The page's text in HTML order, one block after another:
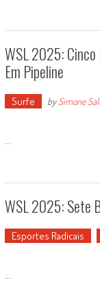
WSL 2025: Cinco
Em Pipeline
Surfe bySimone
...
WSL 2025: Sete
Esportes Radicais
...